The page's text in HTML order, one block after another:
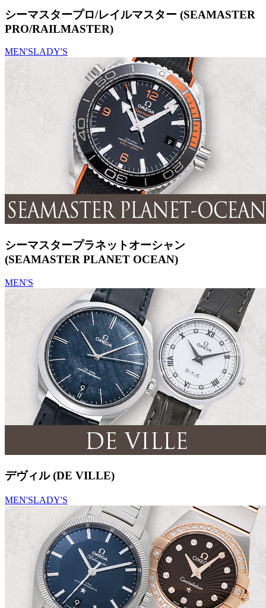
シーマスタープロ/レイルマスター (SEAMASTER
PRO/RAILMASTER)
MEN'SLADY'S
シーマスタープラネットオーシャン
(SEAMASTER PLANET OCEAN)
MEN'S
デヴィル (DE VILLE)
MEN'SLADY'S